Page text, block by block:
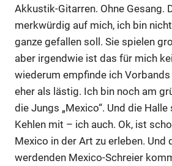
Akkustik-Gitarren. Ohne Gesang.
merkwürdig auf mich, ich bin
ganze gefallen soll. Sie spielen
aber irgendwie ist das für mich
wiederum empfinde ich
eher als lästig. Ich bin noch am
die Jungs „Mexico“. Und die
Kehlen mit – ich auch. Ok, ist
Mexico in der Art zu erleben. Und
werdenden Mexico-Schreier